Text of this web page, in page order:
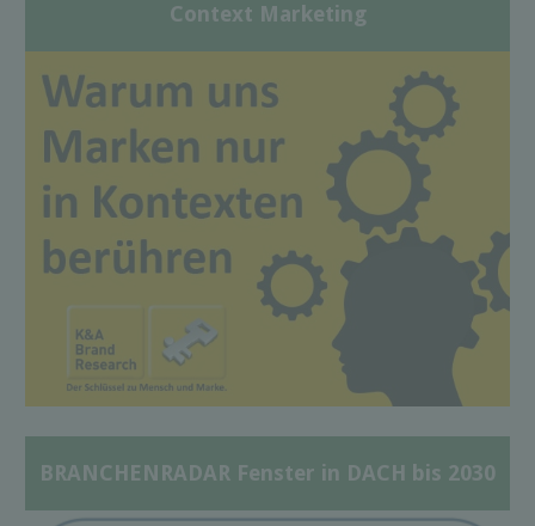
Context Marketing
BRANCHENRADAR Fenster in DACH bis 2030